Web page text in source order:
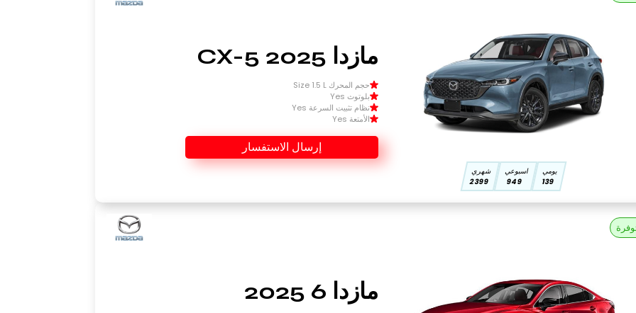
يومي
139
اسبوعي
949
شهري
2399
مازدا CX-5 2025
حجم المحرك Size 1.5 L
بلوتوث Yes
نظام تثبيت السرعة Yes
الأمتعة Yes
إرسال الاستفسار
مازدا 6 2025